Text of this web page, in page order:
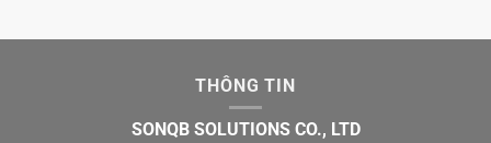
THÔNG TIN
SONQB SOLUTIONS CO., LTD